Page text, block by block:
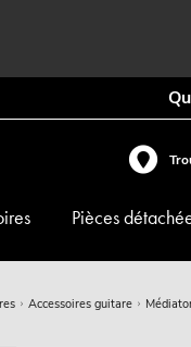
Pièces
Accessoires guitare